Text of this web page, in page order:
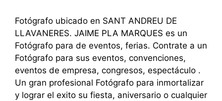
Fotógrafo ubicado en SANT ANDREU DE
LLAVANERES. JAIME PLA MARQUES es un
Fotógrafo para de eventos, ferias. Contrate a un
Fotógrafo para sus eventos, convenciones,
eventos de empresa, congresos, espectáculo .
Un gran profesional Fotógrafo para inmortalizar
y lograr el exito su fiesta, aniversario o cualquier